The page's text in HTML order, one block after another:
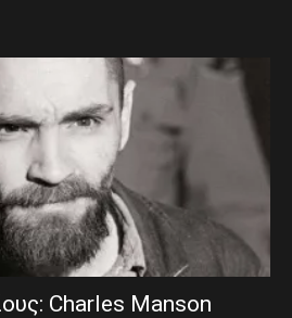
Charles Manson